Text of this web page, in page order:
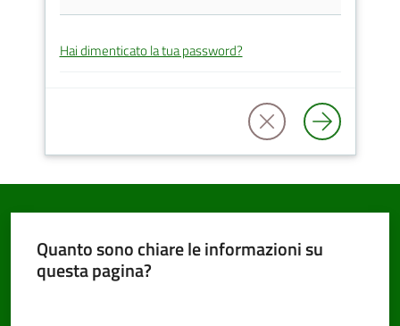
PNRR
Servizi
Tutti
gli
argomenti
Hai dimenticato la tua password?
Quanto sono chiare le informazioni su
questa pagina?